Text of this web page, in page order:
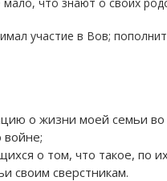
участие в Вов;
о жизни моей семьи
войне;
о том, что такое, по
своим сверстникам.